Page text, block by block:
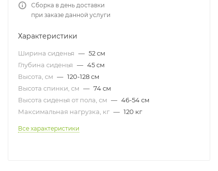
Сборка в день доставки
при заказе данной услуги
Характеристики
Ширина сиденья — 52 см
Глубина сиденья — 45 см
Высота, см — 120-128 см
Высота спинки, см — 74 см
Высота сиденья от пола, см — 46-54 см
Максимальная нагрузка, кг — 120 кг
Все характеристики